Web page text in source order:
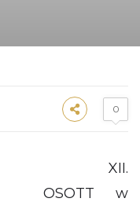
0
XII.
OSOTT w